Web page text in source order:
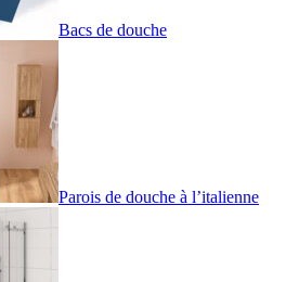
Bacs de douche
Parois de douche à l’italienne